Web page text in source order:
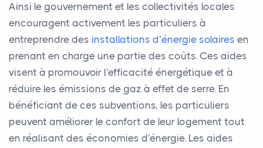
Ainsi le gouvernement et les collectivités locales
encouragent activement les particuliers à
entreprendre des installations d’énergie solaires en
prenant en charge une partie des coûts. Ces aides
visent à promouvoir l'efficacité énergétique et à
réduire les émissions de gaz à effet de serre. En
bénéficiant de ces subventions, les particuliers
peuvent améliorer le confort de leur logement tout
en réalisant des économies d'énergie. Les aides